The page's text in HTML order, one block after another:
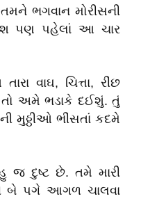
ભગવાન મોરીસની
પણ પહેલાં આ ચાર
વાઘ, ચિત્તા, રીંછ
તો અમે ભડાકે દઈશું. તું
મુઠ્ઠીઓ ભીંસતાં કદમે
જ દુષ્ટ છે. તમે મારી
બે પગે આગળ ચાલવા